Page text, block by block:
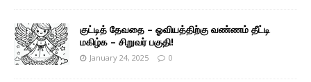
குட்டித் தேவதை – ஓவியத்திற்கு வண்ணம் தீட்டி
மகிழ்க – சிறுவர் பகுதி!
January 24, 2025 0